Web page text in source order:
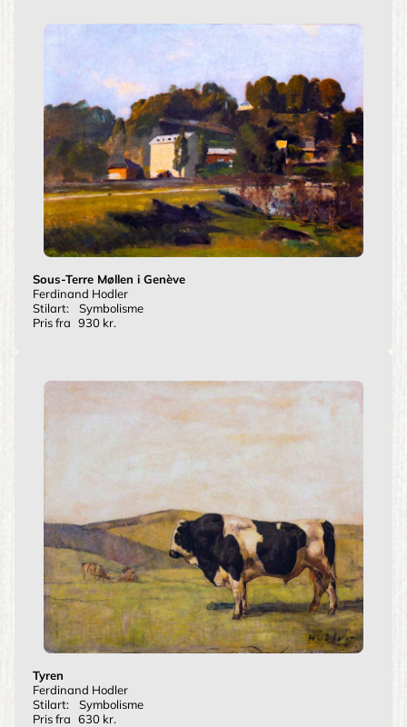
Sous-Terre Møllen i Genève
Ferdinand Hodler
Stilart:
Symbolisme
Pris fra 930 kr.
Tyren
Ferdinand Hodler
Stilart:
Symbolisme
Pris fra 630 kr.